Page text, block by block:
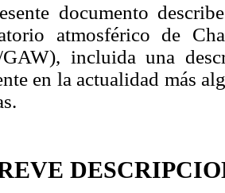
documento
atmosférico de
GAW), incluida una
en la actualidad más